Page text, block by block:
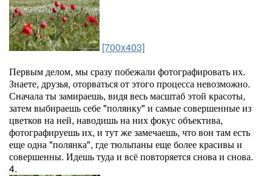
[700x403]
Первым делом, мы сразу побежали фотографировать их.
Знаете, друзья, оторваться от этого процесса невозможно.
Сначала ты замираешь, видя весь масштаб этой красоты,
затем выбираешь себе "полянку" и самые совершенные из
цветков на ней, наводишь на них фокус объектива,
фотографируешь их, и тут же замечаешь, что вон там есть
еще одна "полянка", где тюльпаны еще более красивы и
совершенны. Идешь туда и всё повторяется снова и снова.
4.